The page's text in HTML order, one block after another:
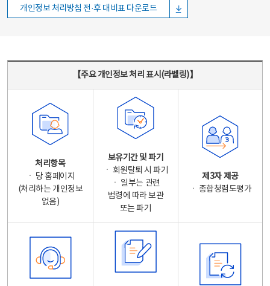
개인정보 처리방침 전·후 대비표 다운로드
【주요 개인정보 처리 표시(라벨링)】
처리항목
ㆍ 당 홈페이지
(처리하는 개인정보
없음)
보유기간 및 파기
ㆍ 회원탈퇴 시 파기
ㆍ 일부는 관련
법령에 따라 보관
또는 파기
제3자 제공
ㆍ 종합청렴도평가